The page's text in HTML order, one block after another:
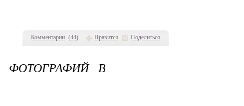
Комментарии (44) Нравится Поделиться
В